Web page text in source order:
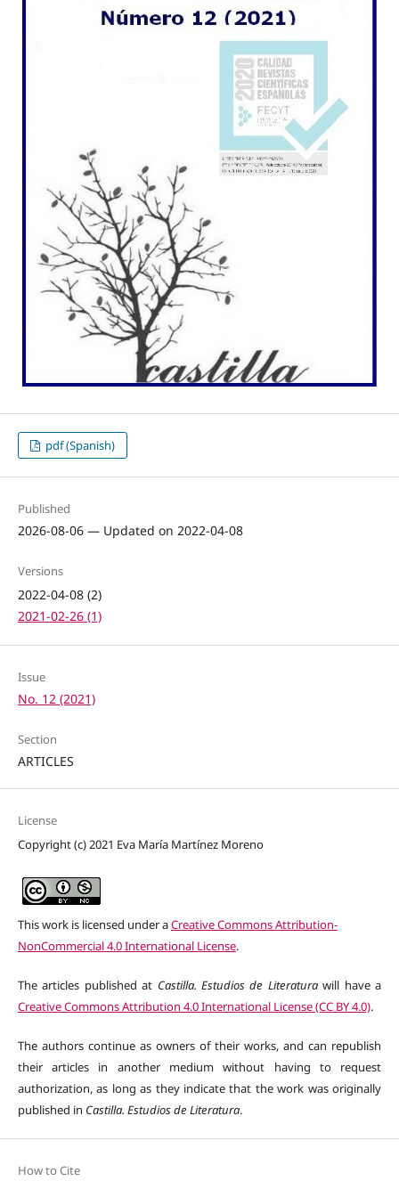
pdf (Spanish)
Published
2026-08-06 — Updated on 2022-04-08
Versions
2022-04-08 (2)
2021-02-26 (1)
Issue
No. 12 (2021)
Section
ARTICLES
License
Copyright (c) 2021 Eva María Martínez Moreno
This work is licensed under aCreative Commons Attribution-
NonCommercial 4.0 International License.
The articles published at Castilla. Estudios de Literaturawill have a
Creative Commons Attribution 4.0 International License (CC BY 4.0).
The authors continue as owners of their works, and can republish
their articles in another medium without having to request
authorization, as long as they indicate that the work was originally
published in Castilla. Estudios de Literatura.
How to Cite